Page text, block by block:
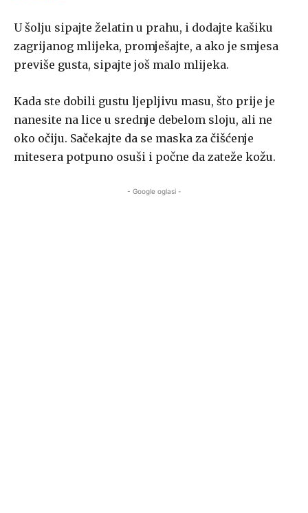
U šolju sipajte želatin u prahu, i dodajte kašiku
zagrijanog mlijeka, promješajte, a ako je smjesa
previše gusta, sipajte još malo mlijeka.
Kada ste dobili gustu ljepljivu masu, što prije je
nanesite na lice u srednje debelom sloju, ali ne
oko očiju. Sačekajte da se maska za čišćenje
mitesera potpuno osuši i počne da zateže kožu.
- Google oglasi -